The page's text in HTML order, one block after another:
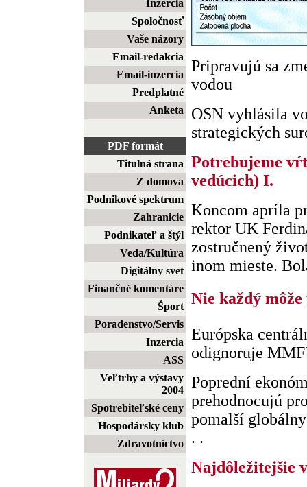
Inzercia
Spoločnosť
Vaše názory
Email-redakcia
Email-inzercia
Predplatné
Anketa
PDF formát
Titulná strana
Z domova
Podnikové spektrum
Zahranicie
Podnikateľ a štýl
Veda/Kultúra
Digitálny svet
Finančné komentáre
Šport
Poradenstvo/Servis
Inzercia
ASS
Veľtrhy a výstavy
2004
Spotrebiteľské ceny
Hospodársky klub
Zdravotníctvo
Pripravujú sa
vodou
OSN vyhlásila
strategických
Potrebujeme
vedúcich) I.
Koncom apríla
rektor UK
zostručnený
inom mieste.
Nie každý môže
Európska
odignoruje
Poprední
prehodnocujú
pomalší
. .
Najdôležitejšie